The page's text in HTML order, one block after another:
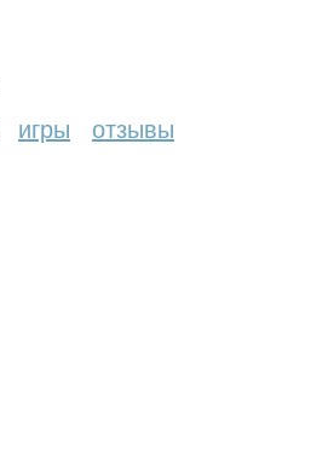
игры отзывы